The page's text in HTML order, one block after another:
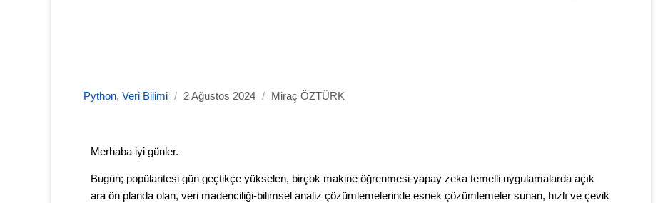
Python, Veri Bilimi / 2 Ağustos 2024 / Miraç ÖZTÜRK
Merhaba iyi günler.
Bugün; popülaritesi gün geçtikçe yükselen, birçok makine öğrenmesi-yapay zeka temelli uygulamalarda açık
ara ön planda olan, veri madenciliği-bilimsel analiz çözümlemelerinde esnek çözümlemeler sunan, hızlı ve çevik